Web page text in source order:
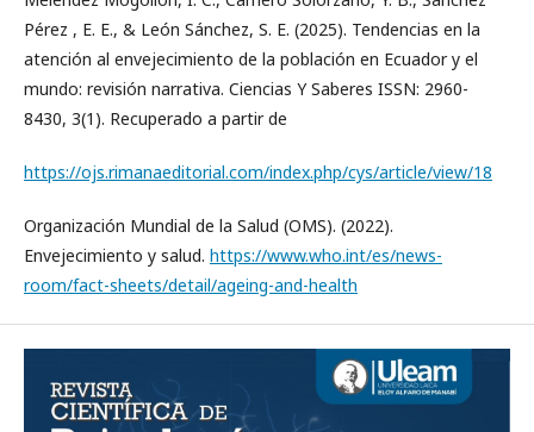
Pérez , E. E., & León Sánchez, S. E. (2025). Tendencias en la
atención al envejecimiento de la población en Ecuador y el
mundo: revisión narrativa. Ciencias Y Saberes ISSN: 2960-
8430, 3(1). Recuperado a partir de
https://ojs.rimanaeditorial.com/index.php/cys/article/view/18
Organización Mundial de la Salud (OMS). (2022).
Envejecimiento y salud. https://www.who.int/es/news-
room/fact-sheets/detail/ageing-and-health